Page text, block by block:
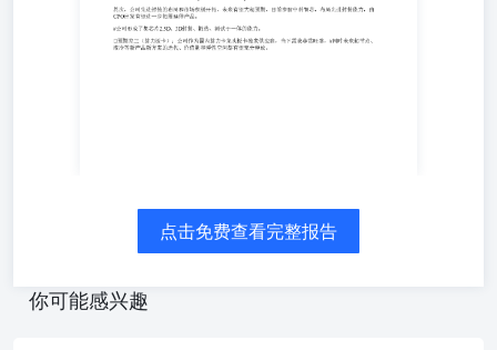
加，后续有望进一步看到更多布局。目前公司已经在CPO先
进封装有大客户，后续在芯片/存储先进封装方面也有望持
cpo/npo产品的供货：Lumentum的cpo的ELS产品的pcba、
cohr的cpo/npo的OE引擎封装制造、华工科技3.2T的
先进封装的布局和市场积极开拓，未来有望大超预期，目前
参股中科智芯，布局先进封装能力，由CPO出发有望进一步
点击免费查看完整报告
你可能感兴趣